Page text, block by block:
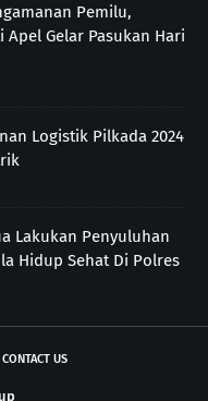
Pemilu,
Gelar Pasukan Hari
Logistik Pilkada 2024
Lakukan Penyuluhan
Hidup Sehat Di Polres
CONTACT US